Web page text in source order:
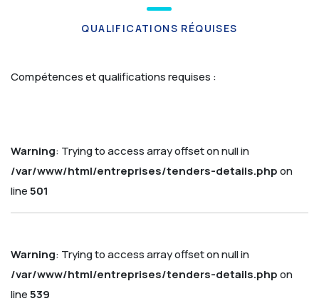
QUALIFICATIONS RÉQUISES
Compétences et qualifications requises :
Warning: Trying to access array offset on null in
/var/www/html/entreprises/tenders-details.phpon
line501
Warning: Trying to access array offset on null in
/var/www/html/entreprises/tenders-details.phpon
line539